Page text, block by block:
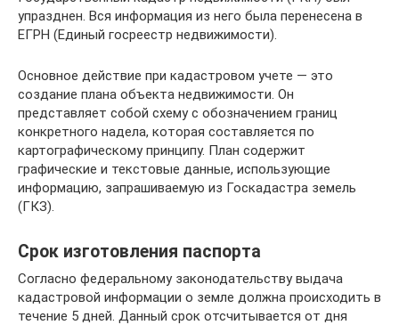
упразднен. Вся информация из него была перенесена в
ЕГРН (Единый госреестр недвижимости).
Основное действие при кадастровом учете — это
создание плана объекта недвижимости. Он
представляет собой схему с обозначением границ
конкретного надела, которая составляется по
картографическому принципу. План содержит
графические и текстовые данные, использующие
информацию, запрашиваемую из Госкадастра земель
(ГКЗ).
Срок изготовления паспорта
Согласно федеральному законодательству выдача
кадастровой информации о земле должна происходить в
течение 5 дней. Данный срок отсчитывается от дня